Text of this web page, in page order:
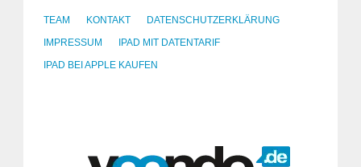
TEAM KONTAKT
DATENSCHUTZERKLÄRUNG
IMPRESSUM
IPAD MIT DATENTARIF
IPAD BEI APPLE KAUFEN